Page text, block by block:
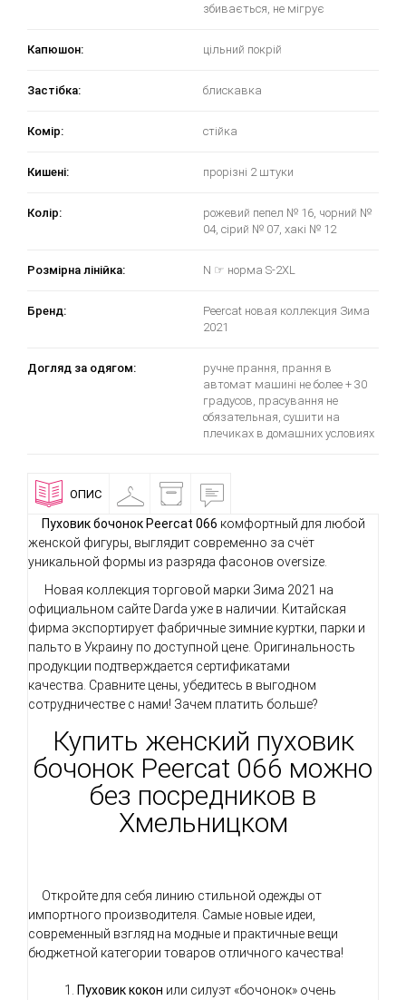
збивається, не мігрує
Капюшон: цільний покрій
Застібка: блискавка
Комір: стійка
Кишені: прорізні 2 штуки
Колір:
рожевий пепел № 16, чорний №
04, сірий № 07, хакі № 12
Розмірна лінійка: N ☞ норма S-2XL
Бренд:
Peercat новая коллекция Зима
2021
Догляд за одягом:
ручне прання, прання в
автомат машині не более + 30
градусов, прасування не
обязательная, сушити на
плечиках в домашних условиях
ОПИС ПРИМІРОЧНАДОСТАВКА
ОПЛАТА
Пуховик бочонок Peercat 066 комфортный для любой
женской фигуры, выглядит современно за счёт
уникальной формы из разряда фасонов oversize.
Новая коллекция торговой марки Зима 2021 на
официальном сайте Darda уже в наличии. Китайская
фирма экспортирует фабричные зимние куртки, парки и
пальто в Украину по доступной цене. Оригинальность
продукции подтверждается сертификатами
качества. Сравните цены, убедитесь в выгодном
сотрудничестве с нами! Зачем платить больше?
Купить женский пуховик
бочонок Peercat 066 можно
без посредников в
Хмельницком
Откройте для себя линию стильной одежды от
импортного производителя. Самые новые идеи,
современный взгляд на модные и практичные вещи
бюджетной категории товаров отличного качества!
Пуховик кокон или силуэт «бочонок» очень